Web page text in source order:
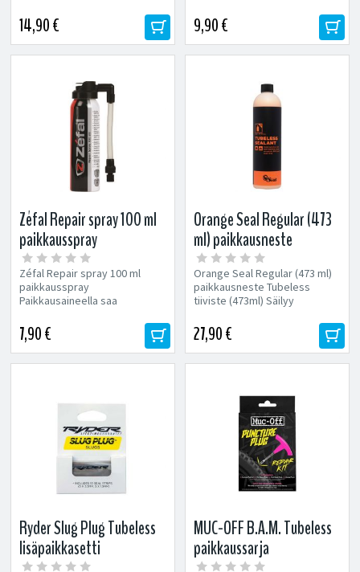
14,90 €
ilman, että rengasta...
9,90 €
Zéfal Repair spray 100 ml
paikkausspray
Zéfal Repair spray 100 ml
paikkausspray
Paikkausaineella saa
ilman, että rengasta...
7,90 €
Orange Seal Regular (473
ml) paikkausneste
Orange Seal Regular (473 ml)
paikkausneste Tubeless
tiiviste (473ml) Säilyy
27,90 €
Ryder Slug Plug Tubeless
lisäpaikkasetti
MUC-OFF B.A.M. Tubeless
paikkaussarja